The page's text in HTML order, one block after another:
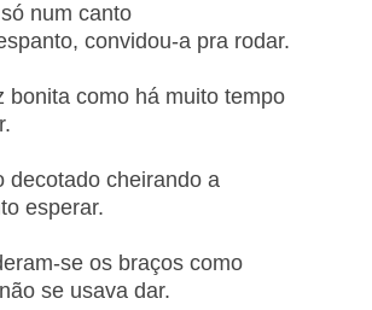
num canto
convidou-a pra rodar.
bonita como há muito tempo
decotado cheirando a
esperar.
se os braços como
se usava dar.